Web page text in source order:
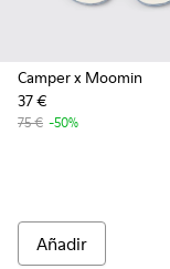
Camper x Moomin
37 €
75 € -50%
Añadir